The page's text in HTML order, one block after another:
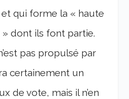
qui forme la « haute
» dont ils font partie.
pas propulsé par
certainement un
de vote, mais il n’en